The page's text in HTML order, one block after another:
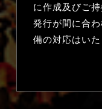
に作成及びご
発行が間に合
備の対応はい